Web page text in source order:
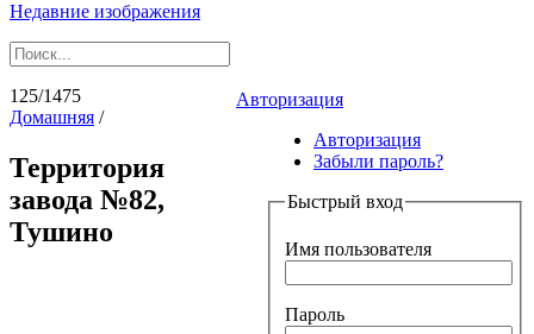
Недавние изображения
Авторизация
Авторизация
Забыли пароль?
Быстрый вход
Имя пользователя
Пароль
125/1475
Домашняя /
Территория
завода №82,
Тушино